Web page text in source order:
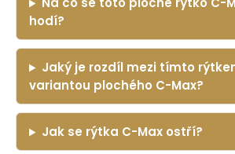
hodí?
Jaký je rozdíl mezi tímto
variantou plochého C-Max?
Jak se rýtka C-Max ostří?